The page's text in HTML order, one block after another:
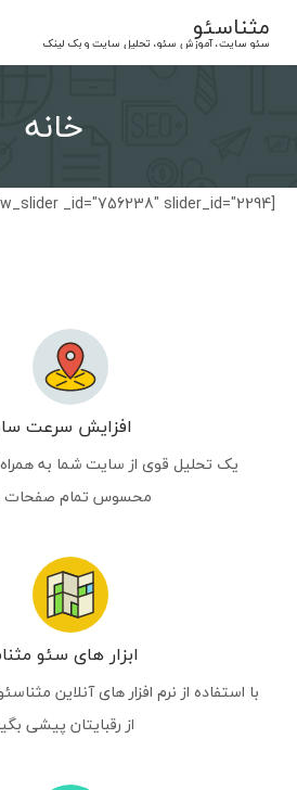
content
مثناسئو
سئو سایت، آموزش سئو، تحلیل سایت و بک لینک
خانه
[fw_slider _id="756238" slider_id="2294"]
افزایش سرعت
یک تحلیل قوی از سایت شما به
محسوس تمام صفحات
ابزار های سئو
با استفاده از نرم افزار های آنلاین
از رقبایتان پیشی